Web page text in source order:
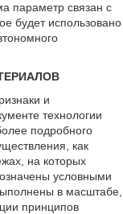
параметр связан с
будет использовано
и
технологии
подробного
как
на которых
условными
в масштабе,
принципов